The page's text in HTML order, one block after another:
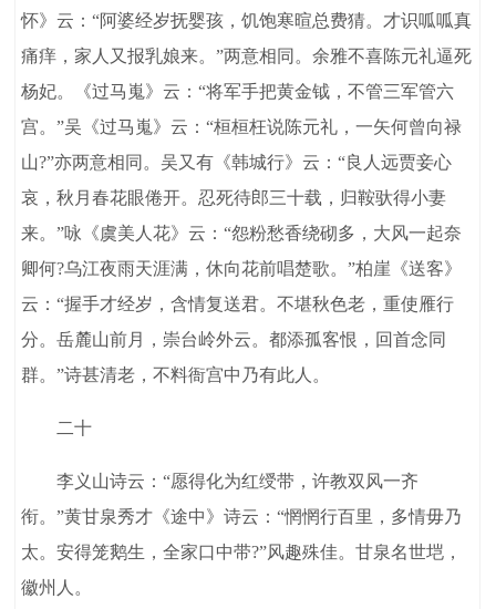
怀》云：“阿婆经岁抚婴孩，饥饱寒暄总费猜。才识呱呱真
痛痒，家人又报乳娘来。”两意相同。余雅不喜陈元礼逼死
杨妃。《过马嵬》云：“将军手把黄金钺，不管三军管六
宫。”吴《过马嵬》云：“桓桓枉说陈元礼，一矢何曾向禄
山?”亦两意相同。吴又有《韩城行》云：“良人远贾妾心
哀，秋月春花眼倦开。忍死待郎三十载，归鞍驮得小妻
来。”咏《虞美人花》云：“怨粉愁香绕砌多，大风一起奈
卿何?乌江夜雨天涯满，休向花前唱楚歌。”柏崖《送客》
云：“握手才经岁，含情复送君。不堪秋色老，重使雁行
分。岳麓山前月，崇台岭外云。都添孤客恨，回首念同
群。”诗甚清老，不料衙宫中乃有此人。
二十
李义山诗云：“愿得化为红绶带，许教双风一齐
衔。”黄甘泉秀才《途中》诗云：“惘惘行百里，多情毋乃
太。安得笼鹅生，全家口中带?”风趣殊佳。甘泉名世垲，
徽州人。